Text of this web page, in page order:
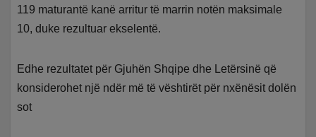
119 maturantë kanë arritur të marrin notën maksimale
10, duke rezultuar ekselentë.
Edhe rezultatet për Gjuhën Shqipe dhe Letërsinë që
konsiderohet një ndër më të vështirët për nxënësit dolën
sot